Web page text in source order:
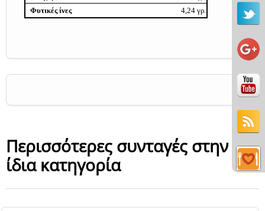
Φυτικές ίνες
4,24 γρ.
Περισσότερες συνταγές στην
ίδια κατηγορία